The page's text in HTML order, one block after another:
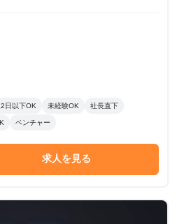
日以下OK 未経験OK 社長直下
ベンチャー
求人を見る